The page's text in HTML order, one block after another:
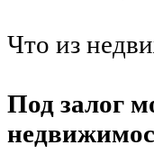
Что из
Под залог